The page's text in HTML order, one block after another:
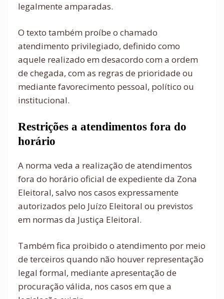
legalmente amparadas.
O texto também proíbe o chamado
atendimento privilegiado, definido como
aquele realizado em desacordo com a ordem
de chegada, com as regras de prioridade ou
mediante favorecimento pessoal, político ou
institucional.
Restrições a atendimentos fora do
horário
A norma veda a realização de atendimentos
fora do horário oficial de expediente da Zona
Eleitoral, salvo nos casos expressamente
autorizados pelo Juízo Eleitoral ou previstos
em normas da Justiça Eleitoral.
Também fica proibido o atendimento por meio
de terceiros quando não houver representação
legal formal, mediante apresentação de
procuração válida, nos casos em que a